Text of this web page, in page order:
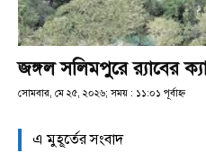
জঙ্গল সলিমপুরে র‍্যাবের
সোমবার, মে ২৫, ২০২৬; সময় : ১১:০১ পূর্বাহ্ণ
এ মুহূর্তের সংবাদ